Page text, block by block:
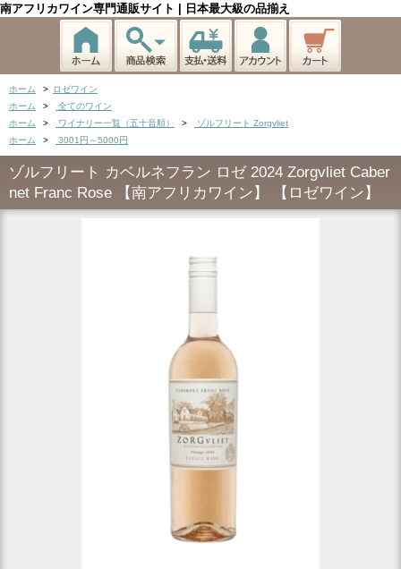
南アフリカワイン専門通販サイト | 日本最大級の品揃え
ホーム >
ロゼワイン
ホーム
>
全てのワイン
ホーム
> ワイナリー一覧（五十音順） >
ゾルフリート Zorgvliet
ホーム
> 3001円～5000円
ゾルフリート カベルネフラン ロゼ 2024 Zorgvliet Caber
net Franc Rose 【南アフリカワイン】 【ロゼワイン】